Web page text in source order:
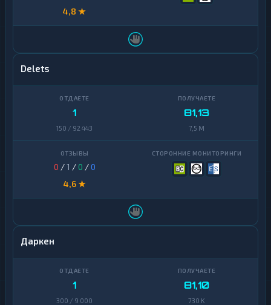
4,8 ★
Delets
1
150 / 92 443
81,13
7,5 M
0 /1 /0 /0
4,6 ★
Даркен
1
300 / 9 000
81,10
730 K